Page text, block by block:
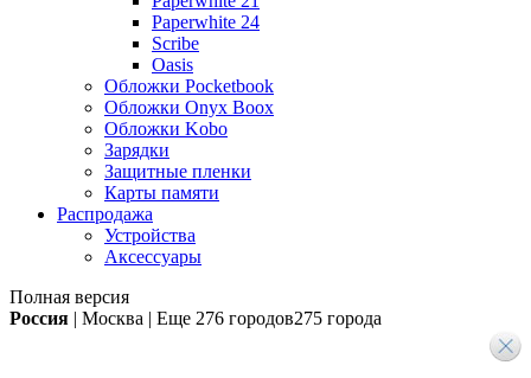
Paperwhite 24
Scribe
Oasis
Обложки Pocketbook
Обложки Onyx Boox
Обложки Kobo
Зарядки
Защитные пленки
Карты памяти
Распродажа
Устройства
Аксессуары
Полная версия
Россия | Москва | Еще 276 городов275 города